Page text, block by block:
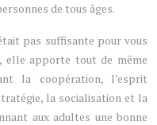
de tous âges.
pas suffisante pour vous
elle apporte tout de même
la coopération, l’esprit
la socialisation et la
aux adultes une bonne